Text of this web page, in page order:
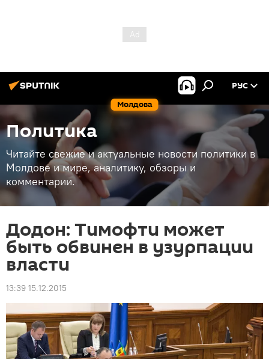
Молдова
РУС
Политика
Читайте свежие и актуальные новости политики в
Молдове и мире, аналитику, обзоры и
комментарии.
Додон: Тимофти может
быть обвинен в узурпации
власти
13:39 15.12.2015